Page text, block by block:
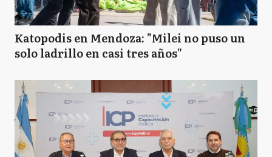
Katopodis en Mendoza: "Milei no puso un
solo ladrillo en casi tres años"